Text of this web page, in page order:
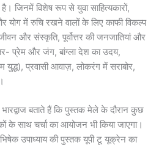
जिनमें विशेष रूप से युवा साहित्यकारों,
योग में रुचि रखने वालों के लिए काफी विकल्प
और संस्कृति, पूर्वोत्तर की जनजातियां और
प्रेम और जंग, बांग्ला देश का उदय,
प्रवासी आवाज़, लोकरंग में सराबोर,
बताते हैं कि पुस्तक मेले के दौरान कुछ
साथ चर्चा का आयोजन भी किया जाएगा।
उपाध्याय की पुस्तक यूपी टू यूक्रेन का